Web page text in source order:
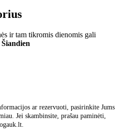
ir tam tikromis dienomis gali
Šiandien
ar rezervuoti, pasirinkite Jums
Jei skambinsite, prašau paminėti,